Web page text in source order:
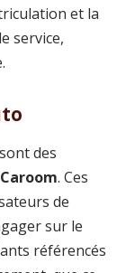
et la
service,
sont des
Caroom. Ces
de
sur le
référencés